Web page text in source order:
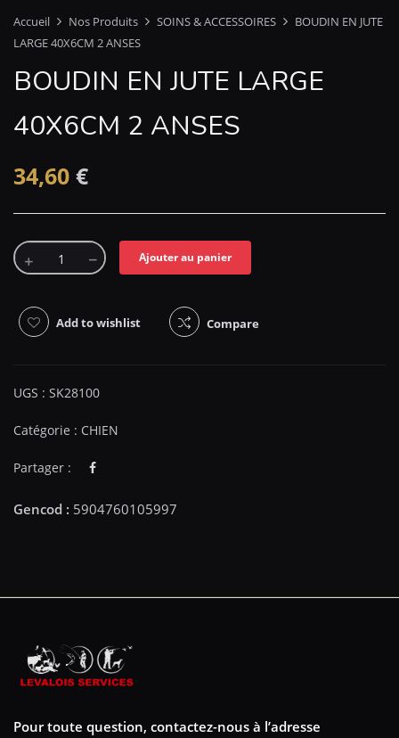
Accueil Nos Produits SOINS & ACCESSOIRES
BOUDIN EN JUTE
LARGE 40X6CM 2 ANSES
BOUDIN EN JUTE LARGE
40X6CM 2 ANSES
34,60 €
Ajouter au panier
Add to wishlist Compare
UGS : SK28100
Catégorie : CHIEN
Partager :
Pour toute question, contactez-nous à l’adresse